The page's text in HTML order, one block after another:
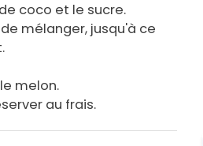
coco et le sucre.
mélanger, jusqu'à ce
melon.
au frais.